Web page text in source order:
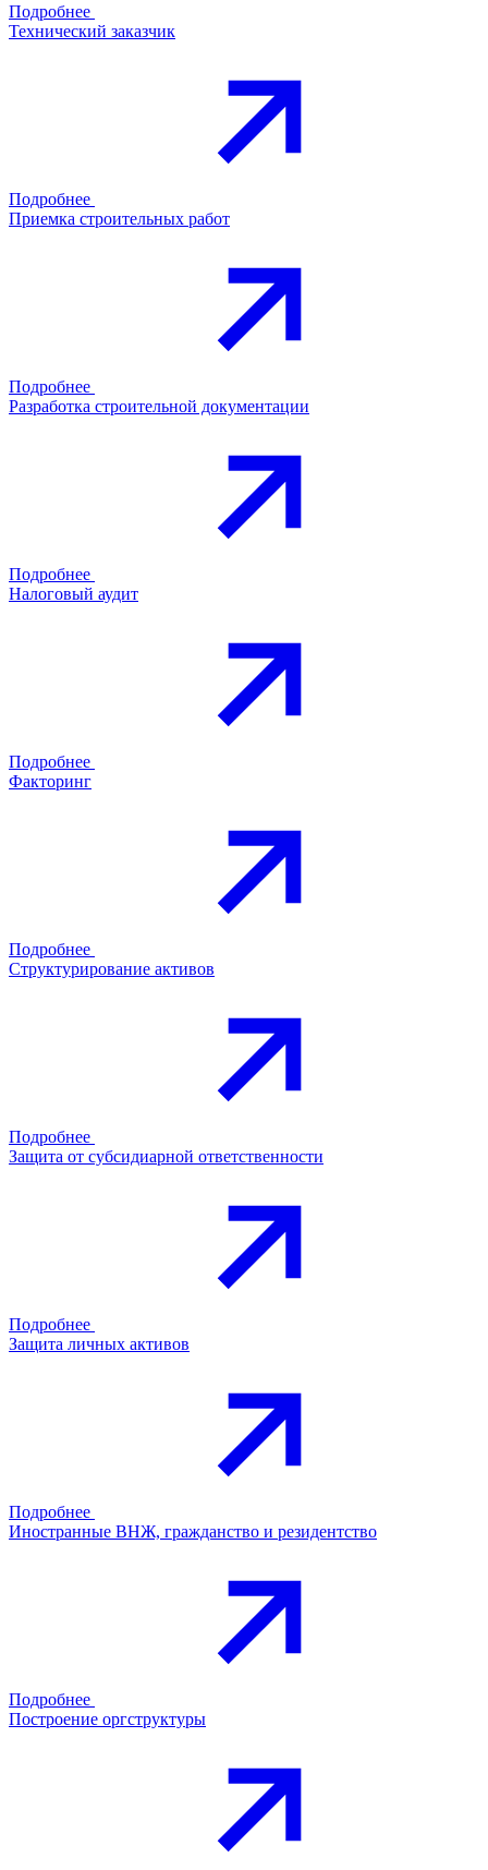
Подробнее
Технический заказчик
Подробнее
Приемка строительных работ
Подробнее
Разработка строительной документации
Подробнее
Налоговый аудит
Подробнее
Факторинг
Подробнее
Структурирование активов
Подробнее
Защита от субсидиарной ответственности
Подробнее
Защита личных активов
Подробнее
Иностранные ВНЖ, гражданство и резидентство
Подробнее
Построение оргструктуры